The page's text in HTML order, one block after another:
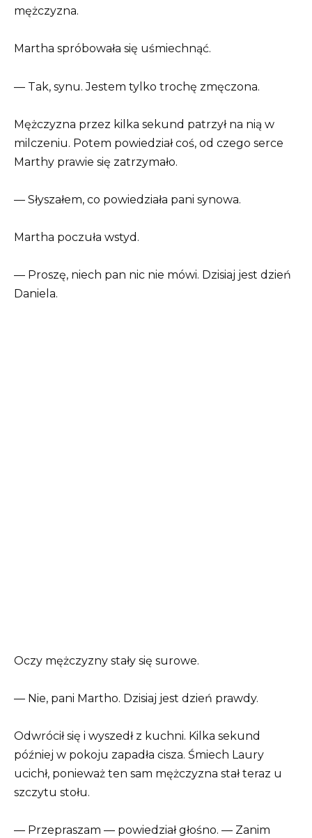
mężczyzna.
Martha spróbowała się uśmiechnąć.
— Tak, synu. Jestem tylko trochę zmęczona.
Mężczyzna przez kilka sekund patrzył na nią w
milczeniu. Potem powiedział coś, od czego serce
Marthy prawie się zatrzymało.
— Słyszałem, co powiedziała pani synowa.
Martha poczuła wstyd.
— Proszę, niech pan nic nie mówi. Dzisiaj jest dzień
Daniela.
Oczy mężczyzny stały się surowe.
— Nie, pani Martho. Dzisiaj jest dzień prawdy.
Odwrócił się i wyszedł z kuchni. Kilka sekund
później w pokoju zapadła cisza. Śmiech Laury
ucichł, ponieważ ten sam mężczyzna stał teraz u
szczytu stołu.
— Przepraszam — powiedział głośno. — Zanim